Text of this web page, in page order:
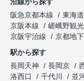
阪急京都本線
東海
京阪本線
嵯峨野観
京阪宇治線
京都地
駅から探す
長岡天神
長岡京
洛西口
千代川 並